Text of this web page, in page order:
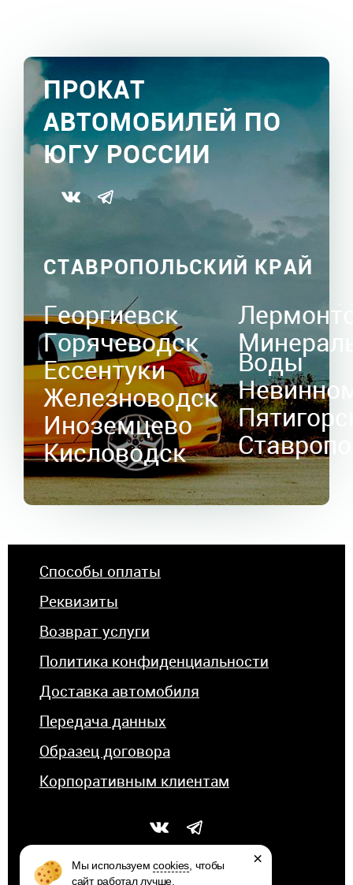
ПРОКАТ
АВТОМОБИЛЕЙ ПО
ЮГУ РОССИИ
СТАВРОПОЛЬСКИЙ КРАЙ
Георгиевск
Горячеводск
Ессентуки
Железноводск
Иноземцево
Кисловодск
Воды
Способы оплаты
Реквизиты
Возврат услуги
Политика конфиденциальности
Доставка автомобиля
Передача данных
Образец договора
Корпоративным клиентам
Мы используемcookies , чтобы
сайт работал лучше.
×